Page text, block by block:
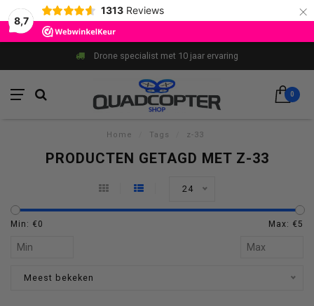
8,7
1313 Reviews ×
Drone specialist met 10 jaar ervaring
0
Home Tags z-33
PRODUCTEN GETAGD MET Z-33
24
Min: €0 Max: €5
Meest bekeken